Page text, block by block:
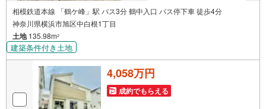
相模鉄道本線 「鶴ケ峰」駅 バス3分 鶴中入口 バス停下車 徒歩4分
神奈川県横浜市旭区中白根1丁目
土地135.98m2
建築条件付き土地
4,058万円
成約でもらえる